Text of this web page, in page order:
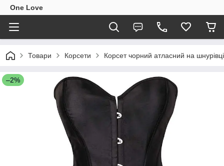
One Love
Товари Корсети Корсет чорний атласний на
–2%